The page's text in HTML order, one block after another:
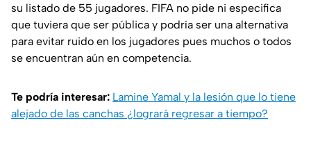
su listado de 55 jugadores. FIFA no pide ni especifica
que tuviera que ser pública y podría ser una alternativa
para evitar ruido en los jugadores pues muchos o todos
se encuentran aún en competencia.
Te podría interesar: Lamine Yamal y la lesión que lo tiene
alejado de las canchas ¿logrará regresar a tiempo?